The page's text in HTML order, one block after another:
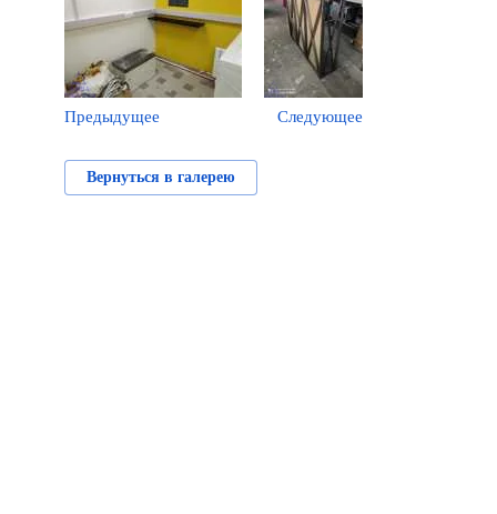
Предыдущее Следующее
Вернуться в галерею